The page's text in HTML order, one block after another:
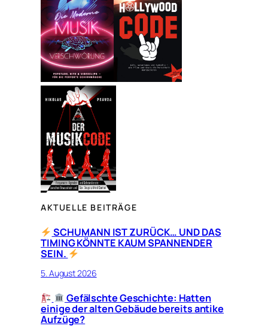
e
n
AKTUELLE BEITRÄGE
SCHUMANN IST ZURÜCK… UND DAS
TIMING KÖNNTE KAUM SPANNENDER
SEIN.
5. August 2026
Gefälschte Geschichte: Hatten
einige der alten Gebäude bereits antike
Aufzüge?